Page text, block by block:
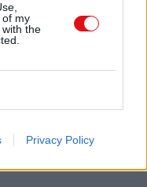
of my
the
Privacy Policy